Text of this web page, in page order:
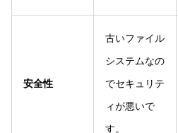
安全性
古いファイル
システムなの
でセキュリテ
ィが悪いで
す。